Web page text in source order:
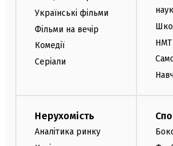
Українські фільми
Фільми на вечір
Комедії
Серіали
НМТ
Нерухомість
Аналітика ринку